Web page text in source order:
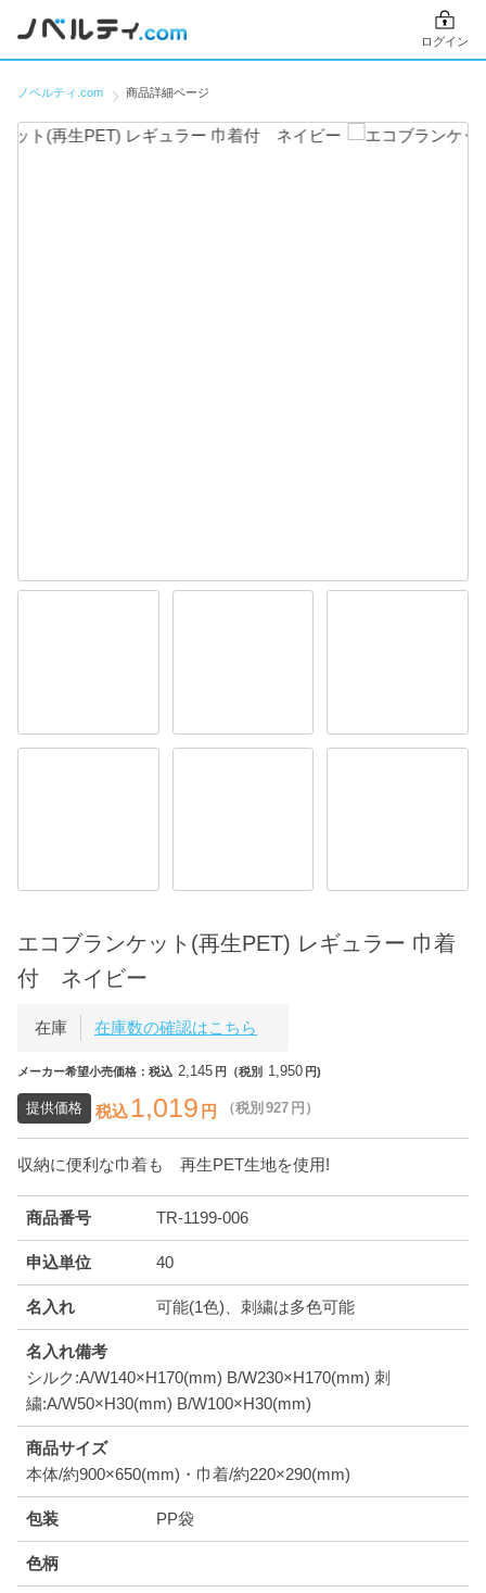
ログイン
ノベルティ.com 商品詳細ページ
エコブランケット(再生PET) レギュラー 巾着
付 ネイビー
在庫 在庫数の確認はこちら
メーカー希望小売価格：税込 2,145 円（税別 1,950 円)
提供価格 税込 1,019 円 （税別 927 円）
収納に便利な巾着も 再生PET生地を使用!
商品番号 TR-1199-006
申込単位 40
名入れ 可能(1色)、刺繍は多色可能
名入れ備考
シルク:A/W140×H170(mm) B/W230×H170(mm) 刺
繍:A/W50×H30(mm) B/W100×H30(mm)
商品サイズ
本体/約900×650(mm)・巾着/約220×290(mm)
包装 PP袋
色柄